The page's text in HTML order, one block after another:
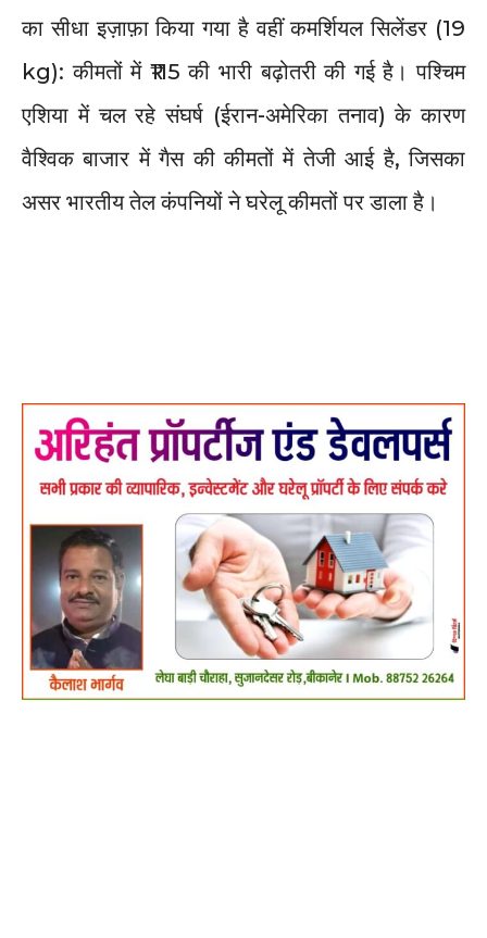
का सीधा इज़ाफ़ा किया गया है वहीं कमर्शियल सिलेंडर (19
kg): कीमतों में ₹115 की भारी बढ़ोतरी की गई है। पश्चिम
एशिया में चल रहे संघर्ष (ईरान-अमेरिका तनाव) के कारण
वैश्विक बाजार में गैस की कीमतों में तेजी आई है, जिसका
असर भारतीय तेल कंपनियों ने घरेलू कीमतों पर डाला है।